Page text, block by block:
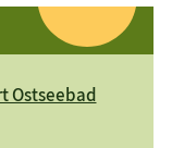
Ostseebad